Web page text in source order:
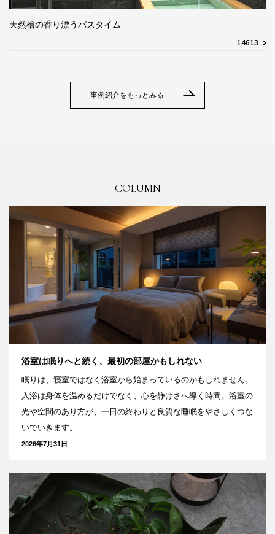
天然檜の香り漂うバスタイム
14613
事例紹介をもっとみる
COLUMN
浴室は眠りへと続く、最初の部屋かもしれない
眠りは、寝室ではなく浴室から始まっているのかもしれません。
入浴は身体を温めるだけでなく、心を静けさへ導く時間。浴室の
光や空間のあり方が、一日の終わりと良質な睡眠をやさしくつな
いでいきます。
2026年7月31日